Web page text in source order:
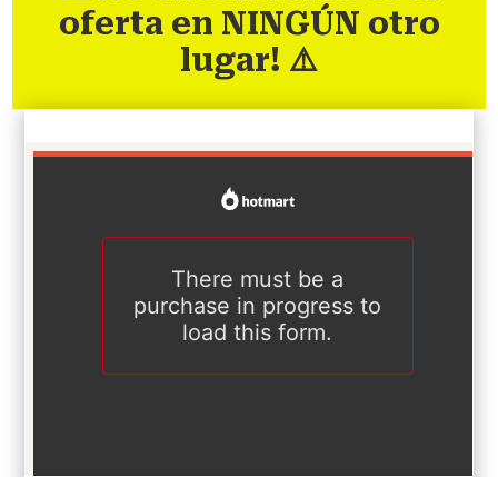
oferta en NINGÚN otro
lugar! ⚠️